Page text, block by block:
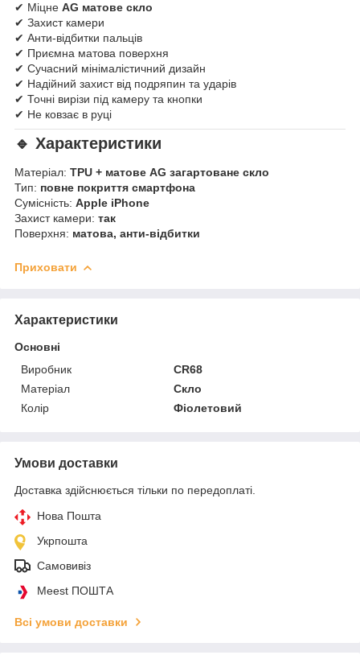
✔ Міцне AG матове скло
✔ Захист камери
✔ Анти-відбитки пальців
✔ Приємна матова поверхня
✔ Сучасний мінімалістичний дизайн
✔ Надійний захист від подряпин та ударів
✔ Точні вирізи під камеру та кнопки
✔ Не ковзає в руці
🔹 Характеристики
Матеріал: TPU + матове AG загартоване скло
Тип: повне покриття смартфона
Сумісність: Apple iPhone
Захист камери: так
Поверхня: матова, анти-відбитки
Приховати
Характеристики
Основні
Виробник
CR68
Матеріал
Скло
Колір
Фіолетовий
Умови доставки
Доставка здійснюється тільки по передоплаті.
Нова Пошта
Укрпошта
Самовивіз
Meest ПОШТА
Всі умови доставки